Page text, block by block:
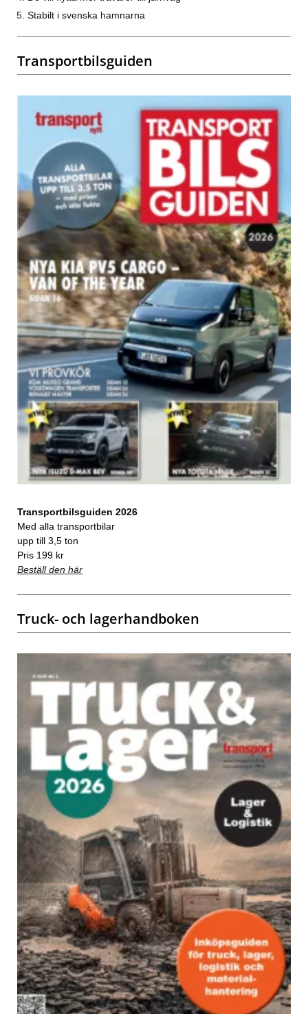
Stabilt i svenska hamnarna
Transportbilsguiden
Transportbilsguiden 2026
Med alla transportbilar
upp till 3,5 ton
Pris 199 kr
Beställ den här
Truck- och lagerhandboken